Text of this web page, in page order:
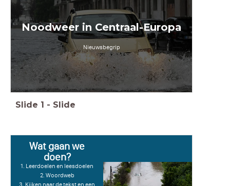
Noodweer in Centraal-Europa
Nieuwsbegrip
Slide 1 - Slide
Wat gaan we
doen?
1. Leerdoelen en leesdoelen
2. Woordweb